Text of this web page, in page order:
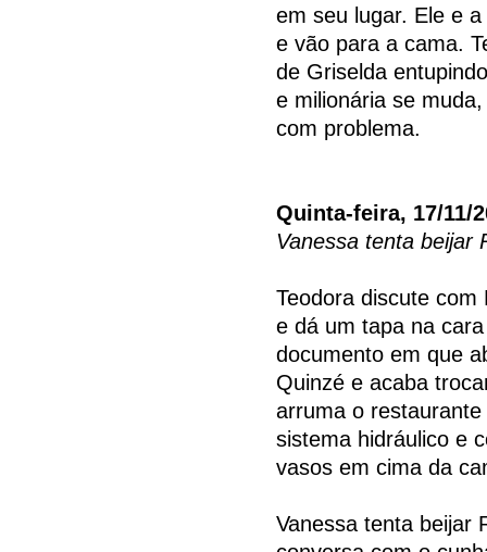
em seu lugar. Ele e
e vão para a cama.
de Griselda
e milionária se
com problema.
Quinta-feira, 17/11/
Vanessa tenta beijar
Teodora discute
e dá um tapa na
documento em que
Quinzé e acaba
arruma o
sistema hidráulico e
vasos em cima da
Vanessa tenta beijar